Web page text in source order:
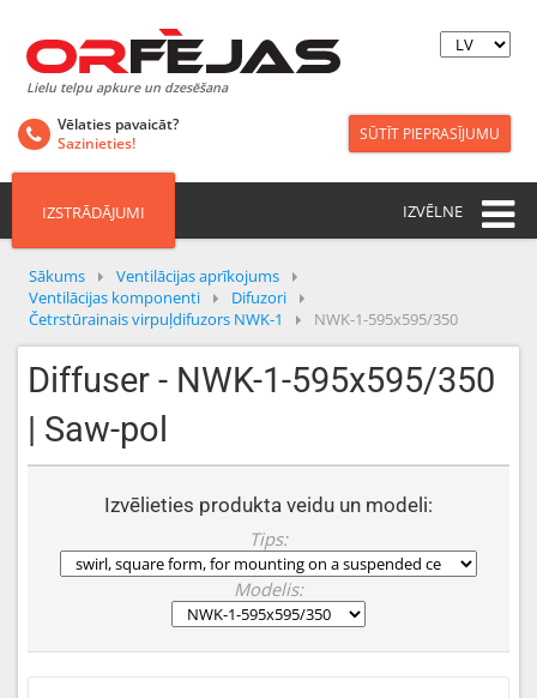
Lielu telpu apkure un dzesēšana
Vēlaties pavaicāt?
Sazinieties!
SŪTĪT PIEPRASĪJUMU
IZSTRĀDĀJUMI IZVĒLNE
Sākums
Ventilācijas aprīkojums
Ventilācijas komponenti
Difuzori
Četrstūrainais virpuļdifuzors NWK-1
NWK-1-595x595/350
Diffuser - NWK-1-595x595/350
| Saw-pol
Izvēlieties produkta veidu un modeli:
Tips:
Modelis: